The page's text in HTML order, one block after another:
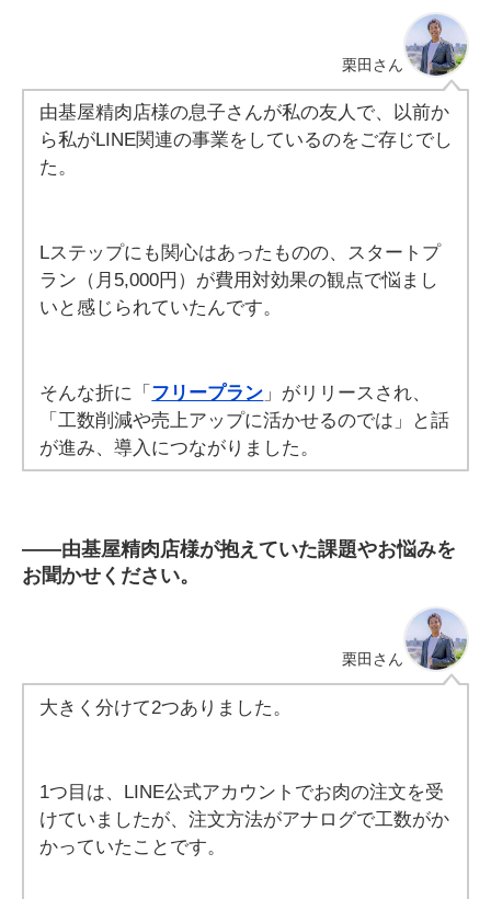
栗田 さん
由基屋精肉店様の息子さんが私の友人で、以前か
ら私がLINE関連の事業をしているのをご存じでし
た。
Lステップにも関心はあったものの、スタートプ
ラン（月5,000円）が費用対効果の観点で悩まし
いと感じられていたんです。
そんな折に「 フリープラン 」がリリースされ、
「工数削減や売上アップに活かせるのでは」と話
が進み、導入につながりました。
――由基屋精肉店様が抱えていた課題やお悩みを
お聞かせください。
栗田 さん
大きく分けて2つありました。
1つ目は、LINE公式アカウントでお肉の注文を受
けていましたが、注文方法がアナログで工数がか
かっていたことです。